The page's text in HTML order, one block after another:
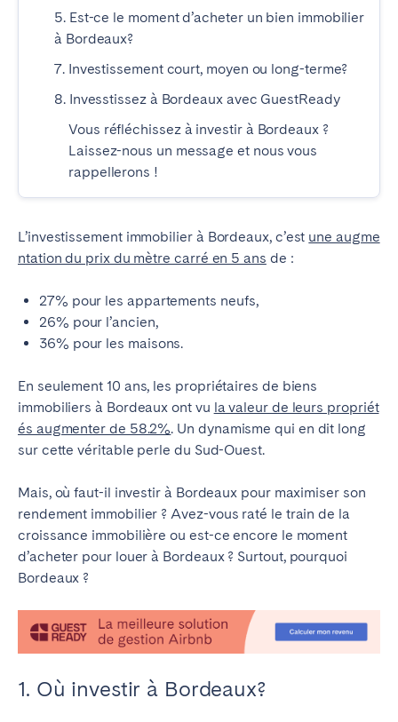
5. Est-ce le moment d’acheter un bien immobilier
à Bordeaux?
7. Investissement court, moyen ou long-terme?
8. Invesstissez à Bordeaux avec GuestReady
Vous réfléchissez à investir à Bordeaux ?
Laissez-nous un message et nous vous
rappellerons !
L’investissement immobilier à Bordeaux, c’est une augme
ntation du prix du mètre carré en 5 ans de :
27% pour les appartements neufs,
26% pour l’ancien,
36% pour les maisons.
En seulement 10 ans, les propriétaires de biens
immobiliers à Bordeaux ont vu la valeur de leurs propriét
és augmenter de 58.2%. Un dynamisme qui en dit long
sur cette véritable perle du Sud-Ouest.
Mais, où faut-il investir à Bordeaux pour maximiser son
rendement immobilier ? Avez-vous raté le train de la
croissance immobilière ou est-ce encore le moment
d’acheter pour louer à Bordeaux ? Surtout, pourquoi
Bordeaux ?
1. Où investir à Bordeaux?